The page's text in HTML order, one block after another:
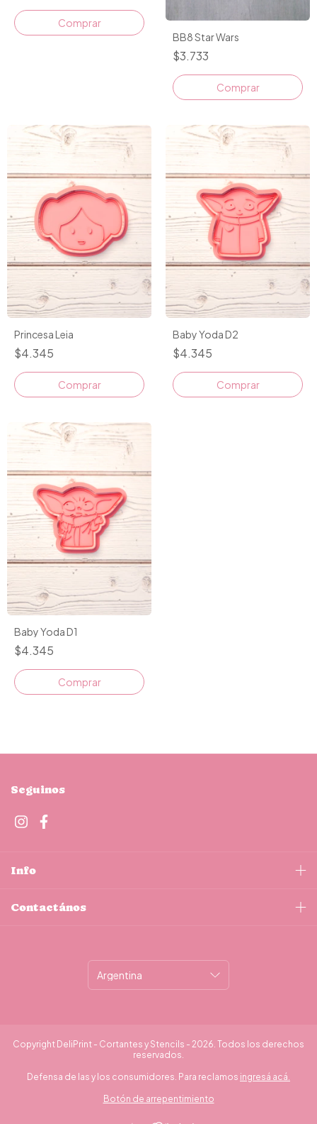
Comprar
BB8 Star Wars
$3.733
Comprar
Princesa Leia
$4.345
Comprar
Baby Yoda D2
$4.345
Comprar
Baby Yoda D1
$4.345
Comprar
Seguinos
Info
Contactános
Copyright DeliPrint - Cortantes y Stencils - 2026. Todos los derechos
reservados.
Defensa de las y los consumidores. Para reclamos ingresá acá.
Botón de arrepentimiento